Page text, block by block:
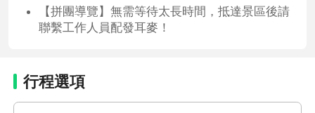
【拼團導覽】無需等待太長時間，抵達景區後請
聯繫工作人員配發耳麥！
行程選項